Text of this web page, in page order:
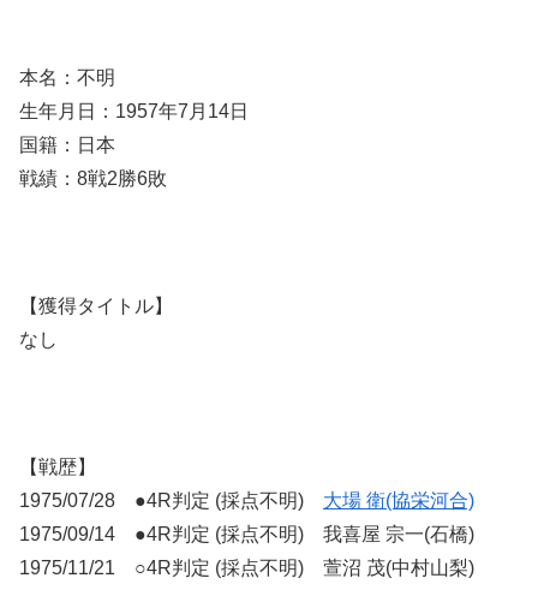
本名：不明
生年月日：1957年7月14日
国籍：日本
戦績：8戦2勝6敗
【獲得タイトル】
なし
【戦歴】
1975/07/28 ●4R判定 (採点不明) 大場 衛(協栄河合)
1975/09/14 ●4R判定 (採点不明) 我喜屋 宗一(石橋)
1975/11/21 ○4R判定 (採点不明) 萱沼 茂(中村山梨)